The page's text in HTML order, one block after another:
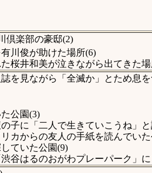
倶楽部の豪邸(2)
川俊が助けた場所(6)
桜井和美が泣きながら出てきた場
を見ながら「全滅か」とため息
公園(3)
子に「二人で生きていこうね」
カからの友人の手紙を読んでいた
ていた公園(9)
谷はるのおがわプレーパーク」